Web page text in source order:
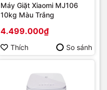
Máy Giặt Xiaomi MJ106
10kg Màu Trắng
4.499.000₫
Thích So sánh